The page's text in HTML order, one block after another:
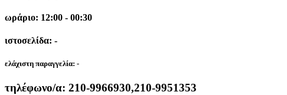
ωράριο: 12:00 - 00:30
ιστοσελίδα: -
ελάχιστη παραγγελία: -
τηλέφωνο/α: 210-9966930,210-9951353